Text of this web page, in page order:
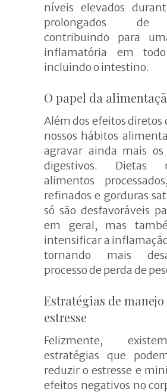
níveis elevados
prolongados de
contribuindo para
inflamatória em
incluindo o intestino.
O papel da a
Além dos efeitos diretos
nossos hábitos
agravar ainda mais os
digestivos. Dietas
alimentos
refinados e gorduras
só são desfavoráveis
em geral, mas
intensificar a
tornando mais
processo de perda de
Estratégias de manejo
estresse
Felizmente,
estratégias que
reduzir o estresse e
efeitos negativos no